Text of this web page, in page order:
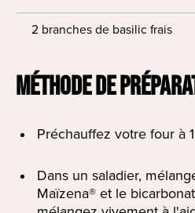
2 branches de basilic frais
MÉTHODE DE
Préchauffez votre four à
Dans un saladier,
Maïzena® et le